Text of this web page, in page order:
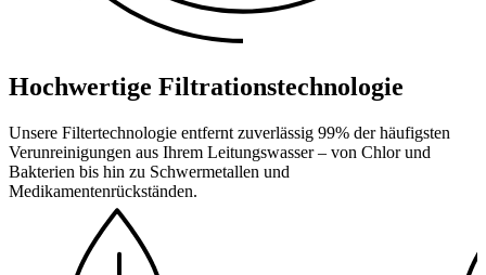
Hochwertige Filtrationstechnologie
Unsere Filtertechnologie entfernt zuverlässig 99% der häufigsten
Verunreinigungen aus Ihrem Leitungswasser – von Chlor und
Bakterien bis hin zu Schwermetallen und
Medikamentenrückständen.